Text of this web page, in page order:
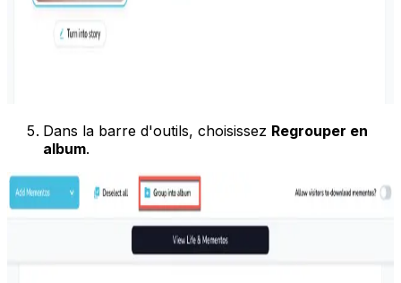
Dans la barre d'outils, choisissez Regrouper en
album.